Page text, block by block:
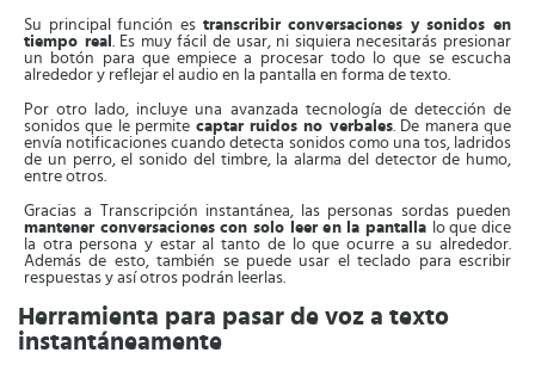
Su principal función es transcribir conversaciones y sonidos en
tiempo real . Es muy fácil de usar, ni siquiera necesitarás presionar
un botón para que empiece a procesar todo lo que se escucha
alrededor y reflejar el audio en la pantalla en forma de texto.
Por otro lado, incluye una avanzada tecnología de detección de
sonidos que le permite captar ruidos no verbales. De manera que
envía notificaciones cuando detecta sonidos como una tos, ladridos
de un perro, el sonido del timbre, la alarma del detector de humo,
entre otros.
Gracias a Transcripción instantánea, las personas sordas pueden
mantener conversaciones con solo leer en la pantalla lo que dice
la otra persona y estar al tanto de lo que ocurre a su alrededor.
Además de esto, también se puede usar el teclado para escribir
respuestas y así otros podrán leerlas.
Herramienta para pasar de voz a texto
instantáneamente